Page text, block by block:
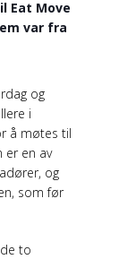
Eat Move
var fra
og
i
å møtes til
er en av
og
som før
to